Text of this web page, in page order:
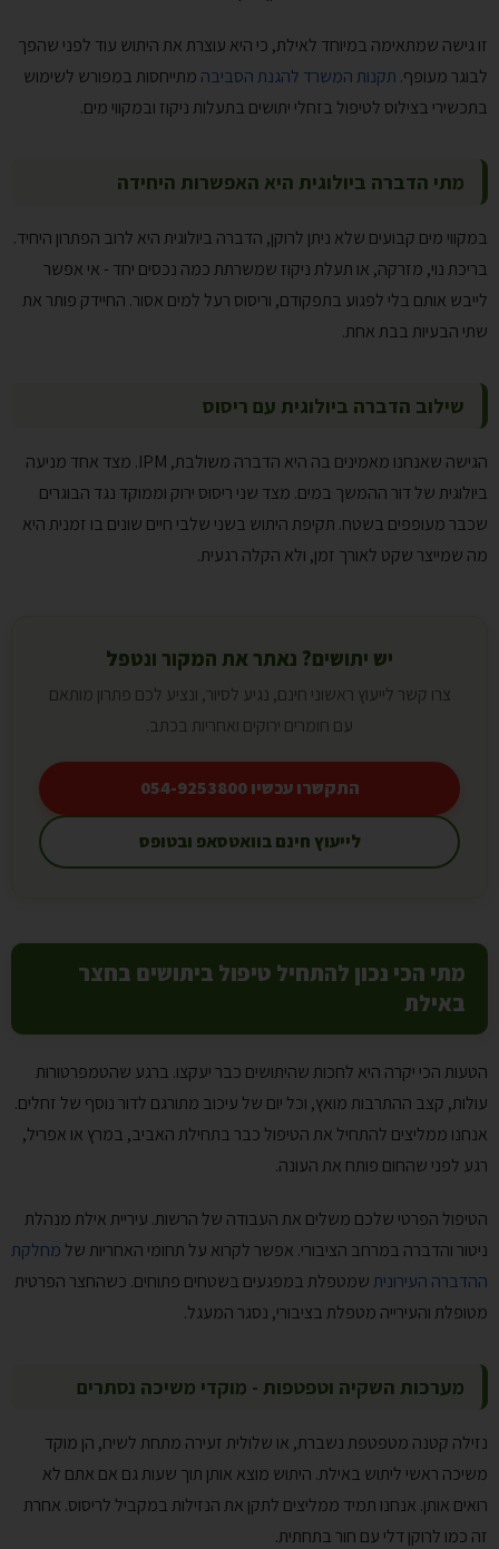
זו גישה שמתאימה במיוחד לאילת, כי היא עוצרת את היתוש עוד לפני שהפך
לבוגר מעופף. תקנות המשרד להגנת הסביבה מתייחסות במפורש לשימוש
בתכשירי בצילוס לטיפול בזחלי יתושים בתעלות ניקוז ובמקווי מים.
מתי הדברה ביולוגית היא האפשרות היחידה
במקווי מים קבועים שלא ניתן לרוקן, הדברה ביולוגית היא לרוב הפתרון היחיד.
בריכת נוי, מזרקה, או תעלת ניקוז שמשרתת כמה נכסים יחד - אי אפשר
לייבש אותם בלי לפגוע בתפקודם, וריסוס רעל למים אסור. החיידק פותר את
שתי הבעיות בבת אחת.
שילוב הדברה ביולוגית עם ריסוס
הגישה שאנחנו מאמינים בה היא הדברה משולבת, IPM. מצד אחד מניעה
ביולוגית של דור ההמשך במים. מצד שני ריסוס ירוק וממוקד נגד הבוגרים
שכבר מעופפים בשטח. תקיפת היתוש בשני שלבי חיים שונים בו זמנית היא
מה שמייצר שקט לאורך זמן, ולא הקלה רגעית.
יש יתושים? נאתר את המקור ונטפל
צרו קשר לייעוץ ראשוני חינם, נגיע לסיור, ונציע לכם פתרון מותאם
עם חומרים ירוקים ואחריות בכתב.
התקשרו עכשיו 054-9253800
לייעוץ חינם בוואטסאפ ובטופס
מתי הכי נכון להתחיל טיפול ביתושים בחצר
באילת
הטעות הכי יקרה היא לחכות שהיתושים כבר יעקצו. ברגע שהטמפרטורות
עולות, קצב ההתרבות מואץ, וכל יום של עיכוב מתורגם לדור נוסף של זחלים.
אנחנו ממליצים להתחיל את הטיפול כבר בתחילת האביב, במרץ או אפריל,
רגע לפני שהחום פותח את העונה.
הטיפול הפרטי שלכם משלים את העבודה של הרשות. עיריית אילת מנהלת
ניטור והדברה במרחב הציבורי. אפשר לקרוא על תחומי האחריות של מחלקת
ההדברה העירוניתשמטפלת במפגעים בשטחים פתוחים. כשהחצר הפרטית
מטופלת והעירייה מטפלת בציבורי, נסגר המעגל.
מערכות השקיה וטפטפות - מוקדי משיכה נסתרים
נזילה קטנה מטפטפת נשברת, או שלולית זעירה מתחת לשיח, הן מוקד
משיכה ראשי ליתוש באילת. היתוש מוצא אותן תוך שעות גם אם אתם לא
רואים אותן. אנחנו תמיד ממליצים לתקן את הנזילות במקביל לריסוס. אחרת
זה כמו לרוקן דלי עם חור בתחתית.